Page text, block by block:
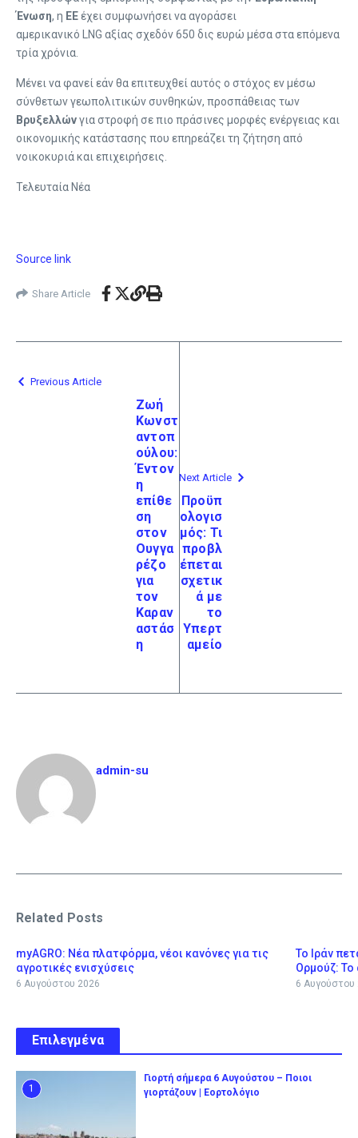
Ένωση, η ΕΕέχει συμφωνήσει να αγοράσει
αμερικανικό LNG αξίας σχεδόν 650 δις ευρώ μέσα στα επόμενα
τρία χρόνια.
Μένει να φανεί εάν θα επιτευχθεί αυτός ο στόχος εν μέσω
σύνθετων γεωπολιτικών συνθηκών, προσπάθειας των
Βρυξελλώνγια στροφή σε πιο πράσινες μορφές ενέργειας και
οικονομικής κατάστασης που επηρεάζει τη ζήτηση από
νοικοκυριά και επιχειρήσεις.
Τελευταία Νέα
Source link
Share Article
Previous Article
Ζωή
Κωνστ
αντοπ
ούλου:
Έντον
η
επίθε
ση
στον
Ουγγα
ρέζο
για
τον
Καραν
αστάσ
η
Next Article
Προϋπ
ολογισ
μός: Τι
προβλ
έπεται
σχετικ
ά με
το
Υπερτ
αμείο
admin-su
Related Posts
myAGRO: Νέα πλατφόρμα, νέοι κανόνες για τις
αγροτικές ενισχύσεις
6 Αυγούστου 2026
Το Ιράν
Ορμούζ: Το
6 Αυγούστου
Επιλεγμένα
1
Γιορτή σήμερα 6 Αυγούστου – Ποιοι
γιορτάζουν | Εορτολόγιο